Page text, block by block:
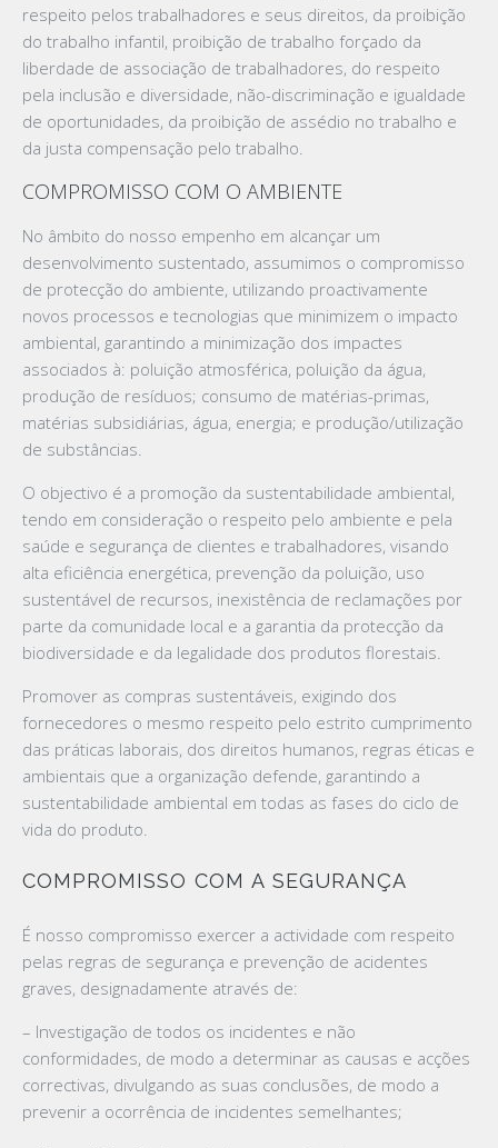
respeito pelos trabalhadores e seus direitos, da proibição
do trabalho infantil, proibição de trabalho forçado da
liberdade de associação de trabalhadores, do respeito
pela inclusão e diversidade, não-discriminação e igualdade
de oportunidades, da proibição de assédio no trabalho e
da justa compensação pelo trabalho.
COMPROMISSO COM O AMBIENTE
No âmbito do nosso empenho em alcançar um
desenvolvimento sustentado, assumimos o compromisso
de protecção do ambiente, utilizando proactivamente
novos processos e tecnologias que minimizem o impacto
ambiental, garantindo a minimização dos impactes
associados à: poluição atmosférica, poluição da água,
produção de resíduos; consumo de matérias-primas,
matérias subsidiárias, água, energia; e produção/utilização
de substâncias.
O objectivo é a promoção da sustentabilidade ambiental,
tendo em consideração o respeito pelo ambiente e pela
saúde e segurança de clientes e trabalhadores, visando
alta eficiência energética, prevenção da poluição, uso
sustentável de recursos, inexistência de reclamações por
parte da comunidade local e a garantia da protecção da
biodiversidade e da legalidade dos produtos florestais.
Promover as compras sustentáveis, exigindo dos
fornecedores o mesmo respeito pelo estrito cumprimento
das práticas laborais, dos direitos humanos, regras éticas e
ambientais que a organização defende, garantindo a
sustentabilidade ambiental em todas as fases do ciclo de
vida do produto.
COMPROMISSO COM A SEGURANÇA
É nosso compromisso exercer a actividade com respeito
pelas regras de segurança e prevenção de acidentes
graves, designadamente através de:
– Investigação de todos os incidentes e não
conformidades, de modo a determinar as causas e acções
correctivas, divulgando as suas conclusões, de modo a
prevenir a ocorrência de incidentes semelhantes;